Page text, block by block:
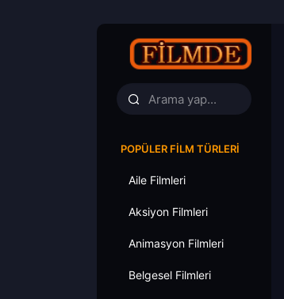
POPÜLER FILM TÜRLERI
Aile Filmleri
Aksiyon Filmleri
Animasyon Filmleri
Belgesel Filmleri